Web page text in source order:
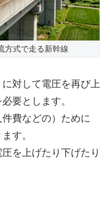
方式で走る新幹線
に対して電圧を再び上
必要とします。
費などの）ために
す。
を上げたり下げたり